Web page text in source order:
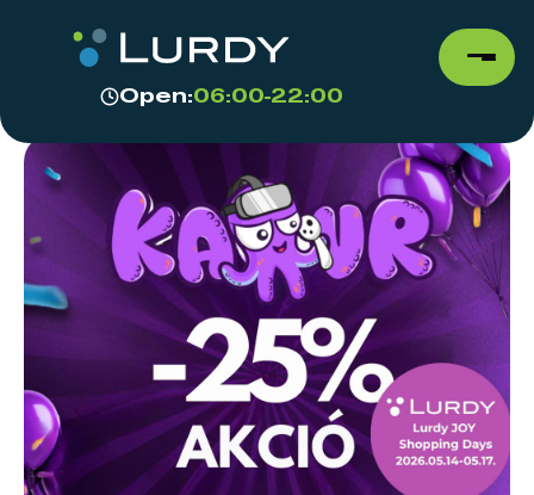
Open:06:00-22:00